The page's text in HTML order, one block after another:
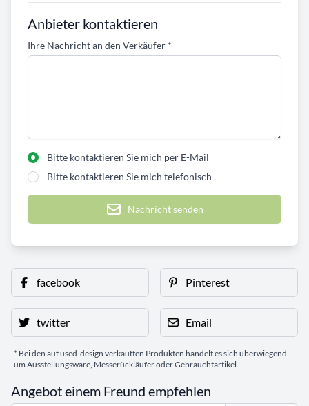
Anbieter kontaktieren
Ihre Nachricht an den Verkäufer *
Bitte kontaktieren Sie mich per E-Mail
Bitte kontaktieren Sie mich telefonisch
Nachricht senden
facebook Pinterest
twitter Email
* Bei den auf used-design verkauften Produkten handelt es sich überwiegend
um Ausstellungsware, Messerückläufer oder Gebrauchtartikel.
Angebot einem Freund empfehlen